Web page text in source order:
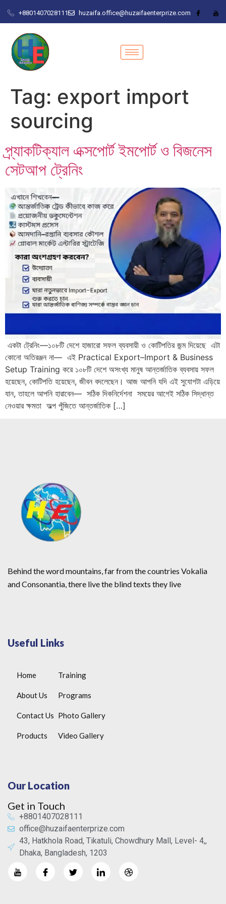
+8801407028111 huzaifa.office@huzaifaenterprize.com
Tag: export import
sourcing
প্র্যাকটিক্যাল এক্সপোর্ট ইমপোর্ট ও বিজনেস
সেটআপ ট্রেনিং
একটা ট্রেনিং—১০৮টি দেশে হাজারো সফল ব্যবসায়ী ও কোটিপতির জন্ম দিয়েছে এটা
কোনো অতিরঞ্জন না— এই Practical Export–Import & Business
Setup Training করে ১০৮টি দেশে অসংখ্য মানুষ আন্তর্জাতিক ব্যবসায় সফল
হয়েছেন, কোটিপতি হয়েছেন, জীবন বদলেছেন। আজ আপনি যদি এই সুযোগটা এড়িয়ে
যান, তাহলে আপনি হারাবেন— সঠিক দিকনির্দেশনা সময়ের আগেই সঠিক সিদ্ধান্ত
নেওয়ার ক্ষমতা অল্প পুঁজিতে আন্তর্জাতিক […]
Behind the word mountains, far from the countries Vokalia
and Consonantia, there live the blind texts they live
Useful Links
Home
About Us
Contact Us
Products
Training
Programs
Photo Gallery
Video Gallery
Our Location
Get in Touch
+8801407028111
office@huzaifaenterprize.com
43, Hatkhola Road, Tikatuli, Chowdhury Mall, Level- 4,,
Dhaka, Bangladesh, 1203